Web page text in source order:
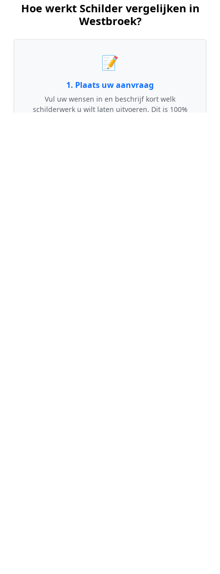
Hoe werkt Schilder vergelijken in
Westbroek?
📝
1. Plaats uw aanvraag
Vul uw wensen in en beschrijf kort welk
schilderwerk u wilt laten uitvoeren. Dit is 100%